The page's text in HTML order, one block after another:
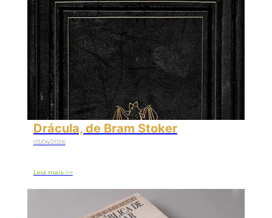
Drácula, de Bram Stoker
03/04/2026
Leia mais >>